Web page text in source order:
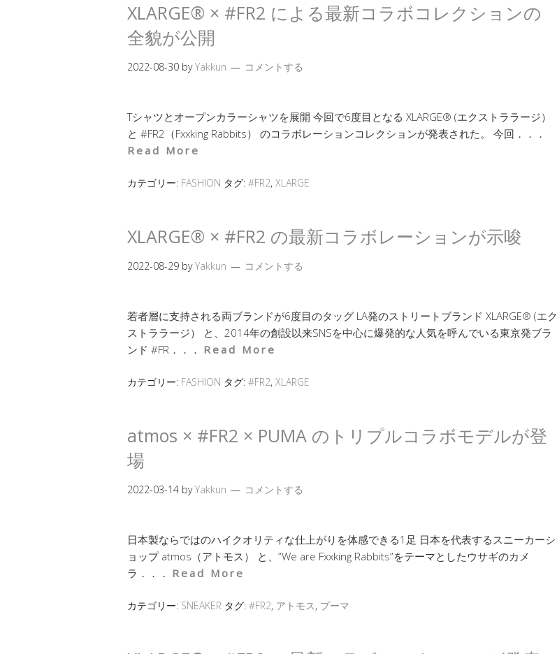
XLARGE® × #FR2 による最新コラボコレクションの
全貌が公開
2022-08-30 byYakkun コメントする
Tシャツとオープンカラーシャツを展開 今回で6度目となる XLARGE® (エクストララージ）
と #FR2（Fxxking Rabbits） のコラボレーションコレクションが発表された。 今回．．．
Read More
カテゴリー: FASHION タグ: #FR2, XLARGE
XLARGE® × #FR2 の最新コラボレーションが示唆
2022-08-29 byYakkun コメントする
若者層に支持される両ブランドが6度目のタッグ LA発のストリートブランド XLARGE® (エク
ストララージ） と、2014年の創設以来SNSを中心に爆発的な人気を呼んでいる東京発ブラ
ンド #FR．．． Read More
カテゴリー: FASHION タグ: #FR2, XLARGE
atmos × #FR2 × PUMA のトリプルコラボモデルが登
場
2022-03-14 byYakkun コメントする
日本製ならではのハイクオリティな仕上がりを体感できる1足 日本を代表するスニーカーシ
ョップ atmos（アトモス） と、”We are Fxxking Rabbits”をテーマとしたウサギのカメ
ラ．．． Read More
カテゴリー: SNEAKER タグ: #FR2, アトモス, プーマ